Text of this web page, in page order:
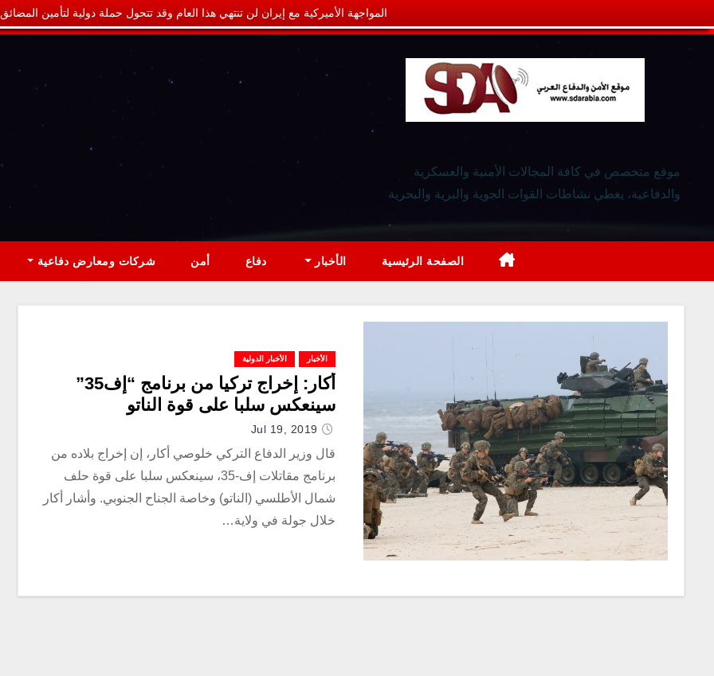
المواجهة الأميركية مع إيران لن تنتهي هذا العام وقد تتحول حملة دولية لتأمين المضائق
موقع متخصص في كافة المجالات الأمنية والعسكرية
والدفاعية، يغطي نشاطات القوات الجوية والبرية والبحرية
الصفحة الرئيسية الأخبار دفاع أمن شركات ومعارض دفاعية
الأخبار الأخبار الدولية
أكار: إخراج تركيا من برنامج “إف35”
سينعكس سلبا على قوة الناتو
Jul 19, 2019
قال وزير الدفاع التركي خلوصي أكار، إن إخراج بلاده من
برنامج مقاتلات إف-35، سينعكس سلبا على قوة حلف
شمال الأطلسي (الناتو) وخاصة الجناح الجنوبي. وأشار أكار
خلال جولة في ولاية…